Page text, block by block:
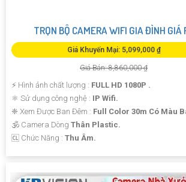
TRỌN BỘ CAMERA WIFI GIA ĐÌNH GIÁ
Giá Khuyến Mại: 5,099,000 ₫
Giá Bán: 8,860,000 ₫
️⚡ Hình ảnh chất lượng : FULL HD 1080P .
⚛️ Sử dụng công nghệ : IP Wifi.
❈ Xem Được Ban Đêm : Full Color 30m Có Màu
🕉️ Camera Dòng Thân Plastic.
️🆑 Chức Năng : Thu Âm.